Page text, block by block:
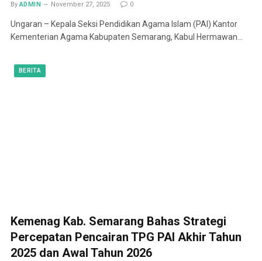
By ADMIN November 27, 2025 0
Ungaran – Kepala Seksi Pendidikan Agama Islam (PAI) Kantor
Kementerian Agama Kabupaten Semarang, Kabul Hermawan…
BERITA
Kemenag Kab. Semarang Bahas Strategi
Percepatan Pencairan TPG PAI Akhir Tahun
2025 dan Awal Tahun 2026